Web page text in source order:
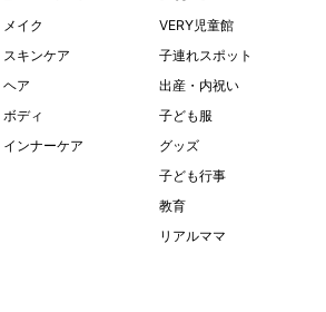
メイク
スキンケア
ヘア
ボディ
インナーケア
VERY児童館
子連れスポット
出産・内祝い
子ども服
グッズ
子ども行事
教育
リアルママ